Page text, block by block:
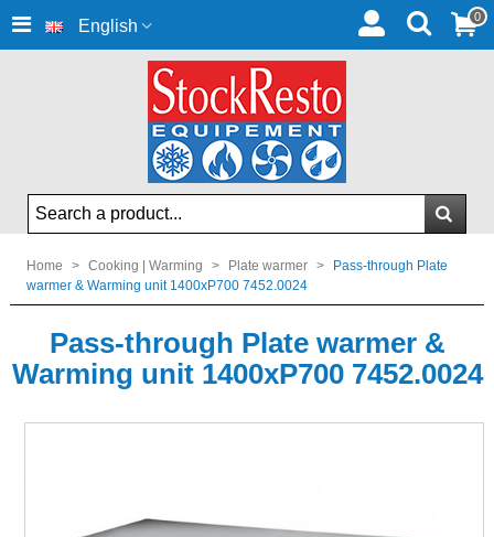
English 0
Home > Cooking | Warming > Plate warmer >
Pass-through Plate
warmer & Warming unit 1400xP700 7452.0024
Pass-through Plate warmer &
Warming unit 1400xP700 7452.0024